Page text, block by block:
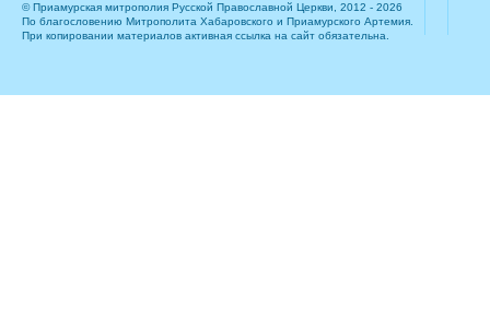
© Приамурская митрополия Русской Православной Церкви, 2012 - 2026
По благословению Митрополита Хабаровского и Приамурского Артемия.
При копировании материалов активная ссылка на сайт обязательна.